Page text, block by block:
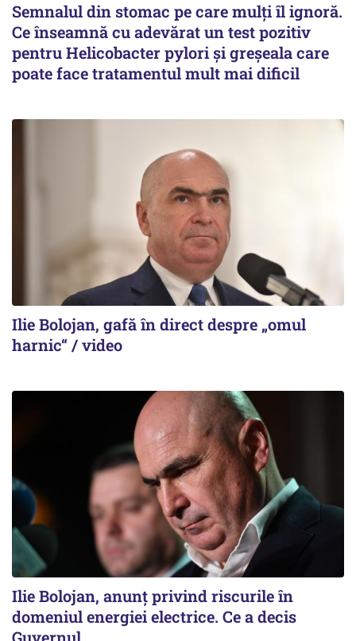
Semnalul din stomac pe care mulți îl ignoră.
Ce înseamnă cu adevărat un test pozitiv
pentru Helicobacter pylori și greșeala care
poate face tratamentul mult mai dificil
Ilie Bolojan, gafă în direct despre „omul
harnic“ / video
Ilie Bolojan, anunț privind riscurile în
domeniul energiei electrice. Ce a decis